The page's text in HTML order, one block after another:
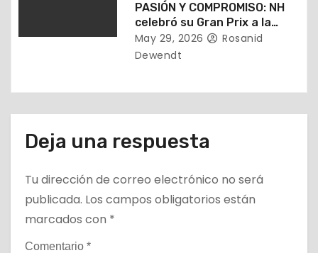
s
PASIÓN Y COMPROMISO: NH
celebró su Gran Prix a la
constancia, honrando a su
Tripulación
May 29, 2026
Rosanid
Dewendt
Deja una respuesta
Tu dirección de correo electrónico no será
publicada. Los campos obligatorios están
marcados con *
Comentario *